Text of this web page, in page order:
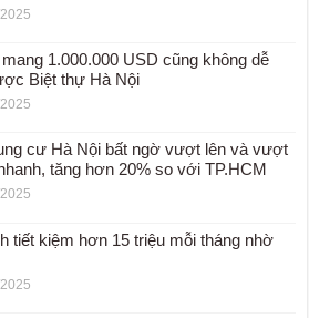
1.000.000 USD cũng không dễ
Biệt thự Hà Nội
cư Hà Nội bất ngờ vượt lên và vượt
tăng hơn 20% so với TP.HCM
tiết kiệm hơn 15 triệu mỗi tháng nhờ